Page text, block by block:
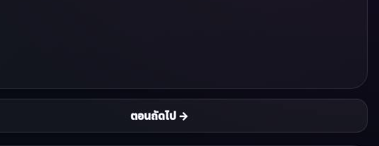
ตอนถัดไป →